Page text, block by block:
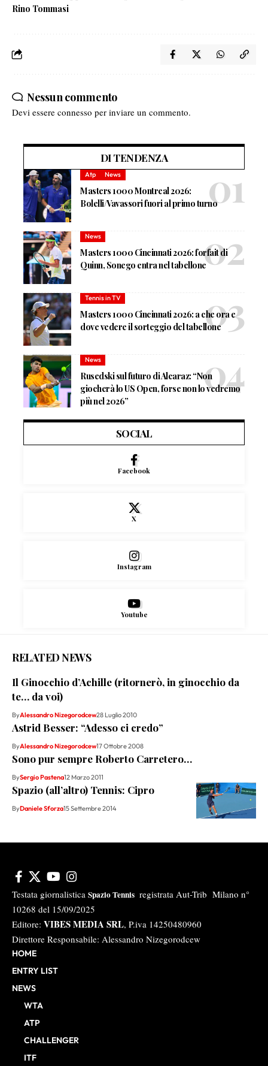
Rino Tommasi
Nessun commento
Devi essere connesso per inviare un commento.
DI TENDENZA
Atp News
Masters 1000 Montreal 2026:
Bolelli/Vavassori fuori al primo turno
News
Masters 1000 Cincinnati 2026: forfait di
Quinn, Sonego entra nel tabellone
Tennis in TV
Masters 1000 Cincinnati 2026: a che ora e
dove vedere il sorteggio del tabellone
News
Rusedski sul futuro di Alcaraz: “Non
giocherà lo US Open, forse non lo vedremo
più nel 2026”
SOCIAL
Facebook
X
Instagram
Youtube
RELATED NEWS
Il Ginocchio d’Achille (ritornerò, in ginocchio da
te… da voi)
ByAlessandro Nizegorodcew28 Luglio 2010
Astrid Besser: “Adesso ci credo”
ByAlessandro Nizegorodcew17 Ottobre 2008
Sono pur sempre Roberto Carretero…
BySergio Pastena12 Marzo 2011
Spazio (all’altro) Tennis: Cipro
ByDaniele Sforza15 Settembre 2014
Testata giornalistica Spazio Tennis registrata Aut-Trib Milano n°
10268 del 15/09/2025
Editore: VIBES MEDIA SRL, P.iva 14250480960
Direttore Responsabile: Alessandro Nizegorodcew
HOME
ENTRY LIST
NEWS
WTA
ATP
CHALLENGER
ITF